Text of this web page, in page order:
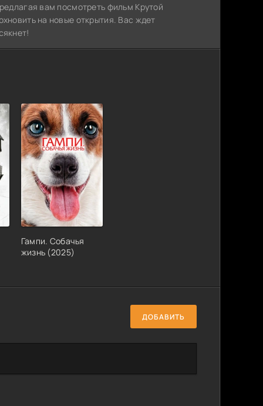
вам посмотреть фильм Крутой
на новые открытия. Вас ждет
Гампи. Собачья
жизнь (2025)
ДОБАВИТЬ